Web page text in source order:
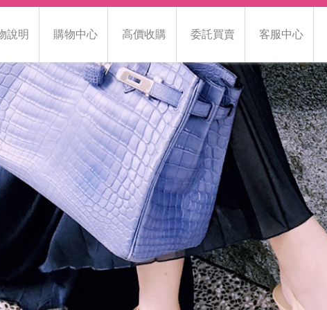
說明 購物中心 高價收購 委託買賣 客服中心